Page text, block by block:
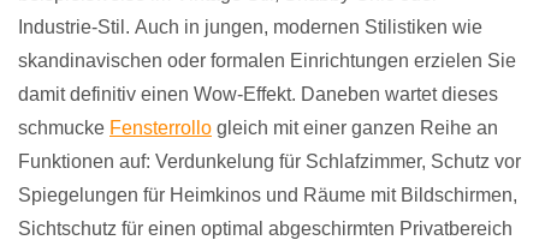
Industrie-Stil. Auch in jungen, modernen Stilistiken wie
skandinavischen oder formalen Einrichtungen erzielen Sie
damit definitiv einen Wow-Effekt. Daneben wartet dieses
schmucke Fensterrollo gleich mit einer ganzen Reihe an
Funktionen auf: Verdunkelung für Schlafzimmer, Schutz vor
Spiegelungen für Heimkinos und Räume mit Bildschirmen,
Sichtschutz für einen optimal abgeschirmten Privatbereich